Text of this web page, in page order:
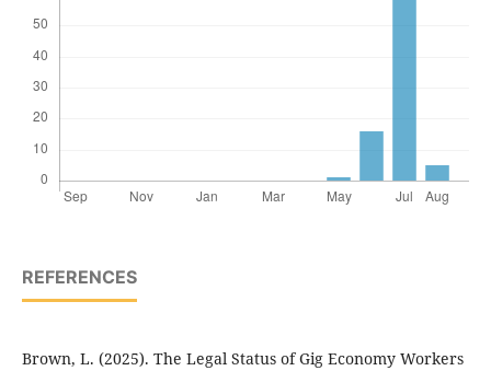
REFERENCES
Brown, L. (2025). The Legal Status of Gig Economy Workers